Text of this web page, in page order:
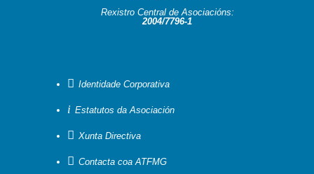
Rexistro Central de Asociacións:
2004/7796-1
 Identidade Corporativa
i Estatutos da Asociación
 Xunta Directiva
 Contacta coa ATFMG